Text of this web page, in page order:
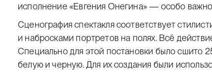
исполнение «Евгения Онегина» — особо
Сценография спектакля соответствует
и набросками портретов на полях. Всё
Специально для этой постановки было сшито
белую и черную. Для их создания были